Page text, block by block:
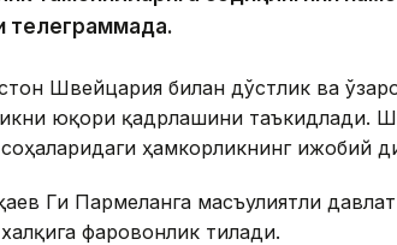
телеграммада.
Швейцария билан дўстлик ва
юқори қадрлашини таъкидлади.
ҳамкорликнинг ижобий
Ги Пармеланга масъулиятли
фаровонлик тилади.